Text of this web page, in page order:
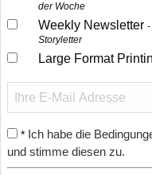
der Woche
Weekly Newsletter
Storyletter
Large Format
* Ich habe die
und stimme diesen zu.